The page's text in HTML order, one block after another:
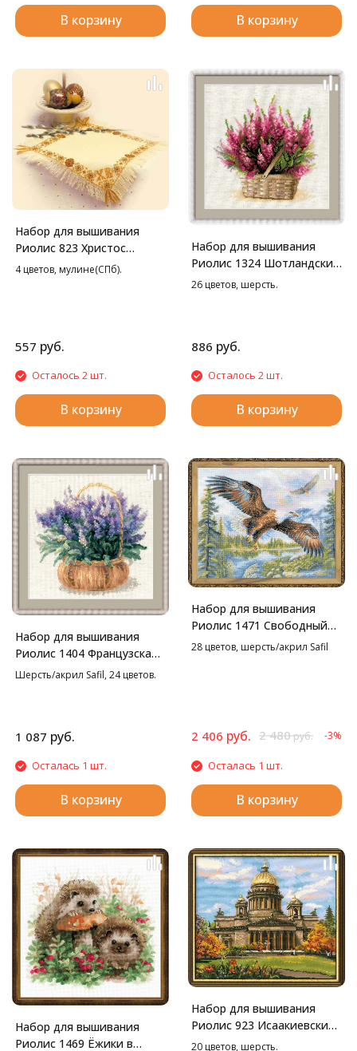
В корзину В корзину
Набор для вышивания
Риолис 823 Христос
Воскресе Салфетка, 26*26
4 цветов, мулине(СПб).
557 руб.
Осталось 2 шт.
В корзину
Набор для вышивания
Риолис 1324 Шотландский
вереск, 25*25 см
26 цветов, шерсть.
886 руб.
Осталось 2 шт.
В корзину
Набор для вышивания
Риолис 1404 Французская
лаванда, 25*25 см
Шерсть/акрил Safil, 24 цветов.
1 087 руб.
Осталась 1 шт.
В корзину
Набор для вышивания
Риолис 1471 Свободный
полет, 50*40 см
28 цветов, шерсть/акрил Safil
2 406 руб. 2 480руб. -3%
Осталась 1 шт.
В корзину
Набор для вышивания
Риолис 1469 Ёжики в
Набор для вышивания
Риолис 923 Исаакиевский
собор, 46*40 см
20 цветов, шерсть.